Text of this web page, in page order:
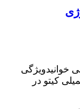
خوانیدویژگی‌
کیتو در